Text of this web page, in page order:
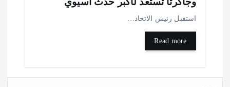
رئيس الاتحاد…